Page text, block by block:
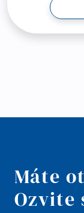
Máte
Ozvite